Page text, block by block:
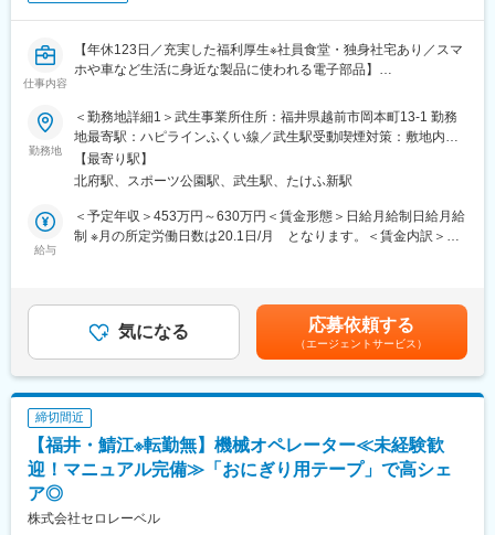
■ポジションの魅力
・難しい故障のときには仮説を立てて原因を一つ一つ追究してい
・電気自動車、自動ブレーキなど新技術を用いたクルマに関わ
れ、やりがいがある
■働き方
残業は月平均5時間程度で、友人や家族との時間を楽しめます。定
休日は毎週月曜と第1、3の火曜日であり、基本的には平日休みと
なります。その他、毎月2回程度「個人設定休日」を営業日にも取
ることができます。
■当社について
地域の日産の顔として、理想のカーライフをサポートしていま
るお客さま対応を目指しています。
変更の範囲：会社の定める業務
仕事内容
【年休123日／充実した福利厚生※社員食堂・独身社宅あり／スマ
ホや車など生活に身近な製品に使われる電子部品】
■職務内容：
スマートフォンの高性能化や電気自動車の普及、家電や機械の電
子化が進み、電子部品の需要は年々伸びています。
同社は、大手電子部品メーカー・村田製作所グループの主要生産
拠点として、こうした需要を支えています。
本ポジションはグループの中でも最大級の工場で、工場内の機械
や設備を点検・メンテナンスする業務をお任せします。
・設備トラブルの原因調査
・故障を防ぐための改善作業 など
※1班あたり、4～5名程度。トラブル時も必ずチームで対応するた
躍しています。
＜製造する製品＞
・積層セラミックコンデンサ
回りの機器のほとんどに使われています。
勤務地
＜勤務地詳細1＞武生事業所住所：福井県越前市岡本町13-1 勤務
地最寄駅：ハピラインふくい線／武生駅受動喫煙対策：敷地内全
面禁煙＜勤務地詳細2＞宮崎工場住所：福井県丹生郡越前町小曽原
108号字向北谷100番地 勤務地最寄駅：JR北陸本線／武生駅受動
業所
【最寄り駅】
北府駅、スポーツ公園駅、武生駅、たけふ新駅
給与
＜予定年収＞453万円～630万円＜賃金形態＞日給月給制日給月給
制 ※月の所定労働日数は20.1日/月 となります。＜賃金内訳＞月
勤務手当42,300円／月、深夜勤務手当を含みます。残業代、その
他手当は含みません。（残業代、その他手当は別途支給あり）
【昇給】年1回（4月）【賞与】年2回（6月、12月）賃金はあくま
でも目安の金額であり、選考を通じて上下する可能性がありま
す。月給(月額)は固定手当を含めた表記です。
気になる 応募依頼する
（エージェントサービス）
締切間近
【福井・鯖江※転勤無】機械オペレーター≪未経験歓
迎！マニュアル完備≫「おにぎり用テープ」で高シェ
ア◎
株式会社セロレーベル